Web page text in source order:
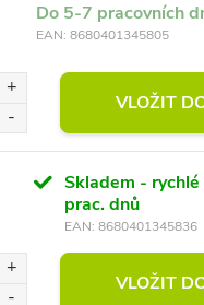
Do 5-7 pracovních
EAN: 8680401345805
VLOŽIT
Skladem -
prac. dnů
EAN: 8680401345836
VLOŽIT